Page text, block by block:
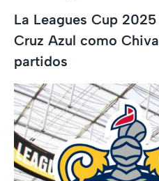
La Leagues Cup
Cruz Azul como
partidos